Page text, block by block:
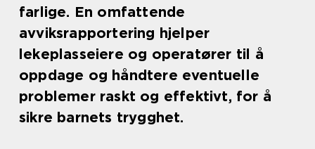
farlige. En omfattende
avviksrapportering hjelper
lekeplasseiere og operatører til å
oppdage og håndtere eventuelle
problemer raskt og effektivt, for å
sikre barnets trygghet.